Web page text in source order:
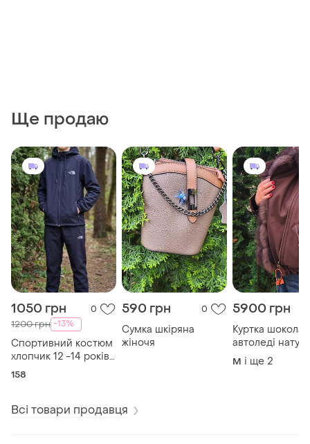
Ще продаю
1050 грн 0
1200 грн -13%
Спортивний костюм
хлопчик 12 -14 років
новий
158
590 грн 0
Сумка шкіряна
жіночя
5900 грн
Куртка
автоледі
хутро
M і ще 2
Всі товари продавця